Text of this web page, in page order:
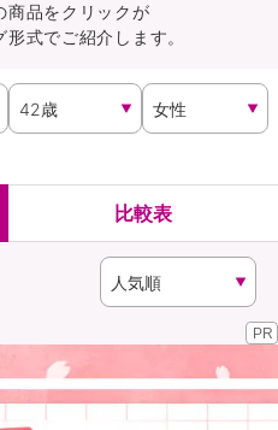
員さま専用保険
一覧
プ従業員さま向け
訪問相談
商品をクリックが
式でご紹介します。
比較表
PR